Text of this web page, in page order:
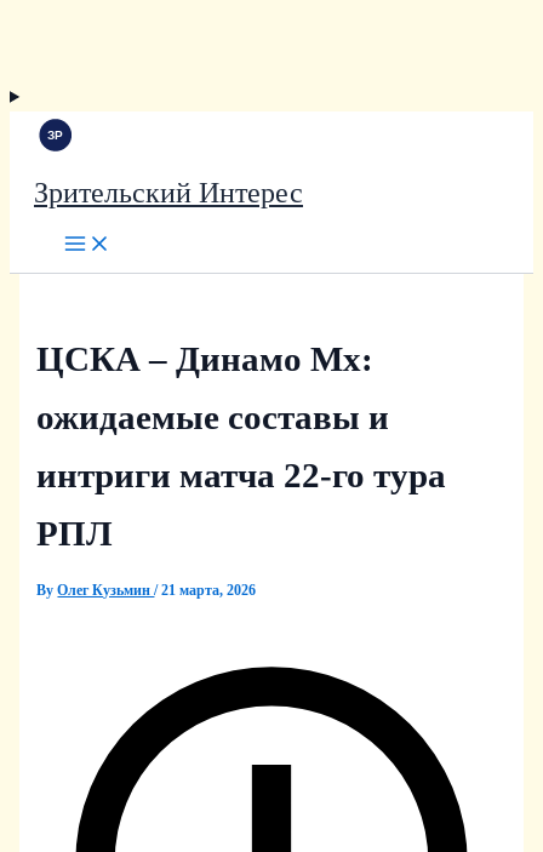
Зрительский Интерес
ЦСКА – Динамо Мх:
ожидаемые составы и
интриги матча 22‑го тура
РПЛ
ByОлег Кузьмин/21 марта, 2026